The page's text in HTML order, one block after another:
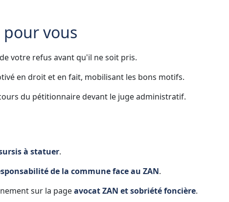
vous
votre refus avant qu'il ne soit pris.
en droit et en fait, mobilisant les bons motifs.
du pétitionnaire devant le juge administratif.
à statuer.
de la commune face au ZAN.
sur la pageavocat ZAN et sobriété foncière.